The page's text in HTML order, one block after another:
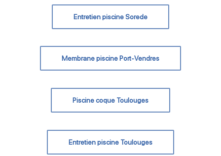
Entretien piscine Sorede
Membrane piscine Port-Vendres
Piscine coque Toulouges
Entretien piscine Toulouges